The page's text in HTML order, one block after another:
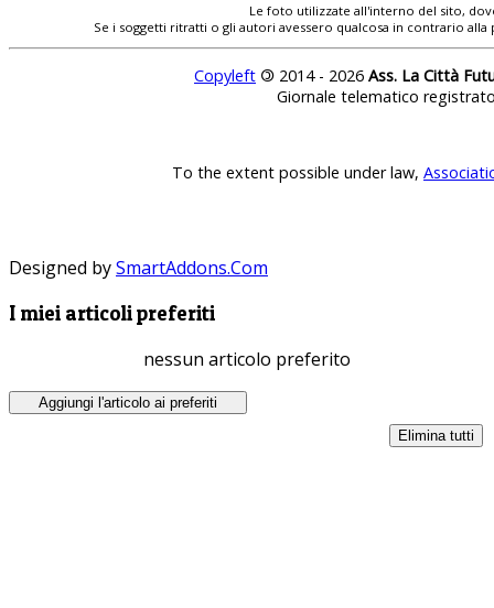
Le foto utilizzate all'interno del sito,
Se i soggetti ritratti o gli autori avessero qualcosa in contrario
Copyleft © 2014 - 2026 Ass. La Città
Giornale telematico
To the extent possible under law,
Designed bySmartAddons.Com
I miei articoli preferiti
nessun articolo preferito